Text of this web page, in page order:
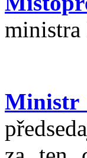
ministra